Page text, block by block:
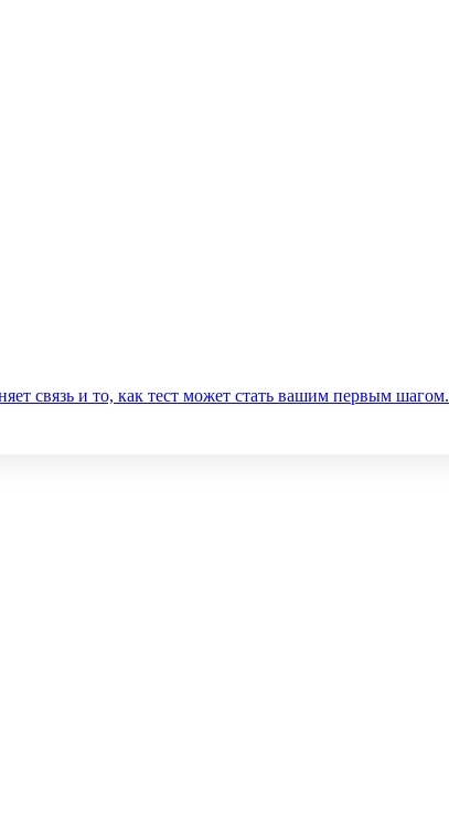
связь и то, как тест может стать вашим первым шагом.